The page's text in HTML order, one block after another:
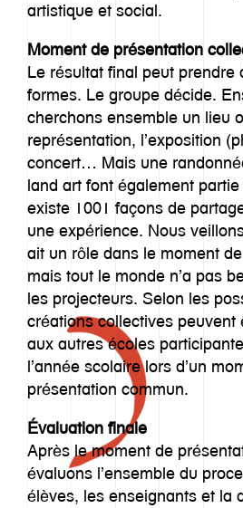
artistique et social.
Moment de présentation
Le résultat final peut prendre
formes. Le groupe décide.
cherchons ensemble un lieu
représentation, l’exposition
concert… Mais une
land art font également
existe 1001 façons de
une expérience. Nous
ait un rôle dans le moment
mais tout le monde n’a pas
les projecteurs. Selon les
créations collectives peuvent
aux autres écoles
l’année scolaire lors d’un
présentation commun.
Évaluation finale
Après le moment de
évaluons l’ensemble du
élèves, les enseignants et la